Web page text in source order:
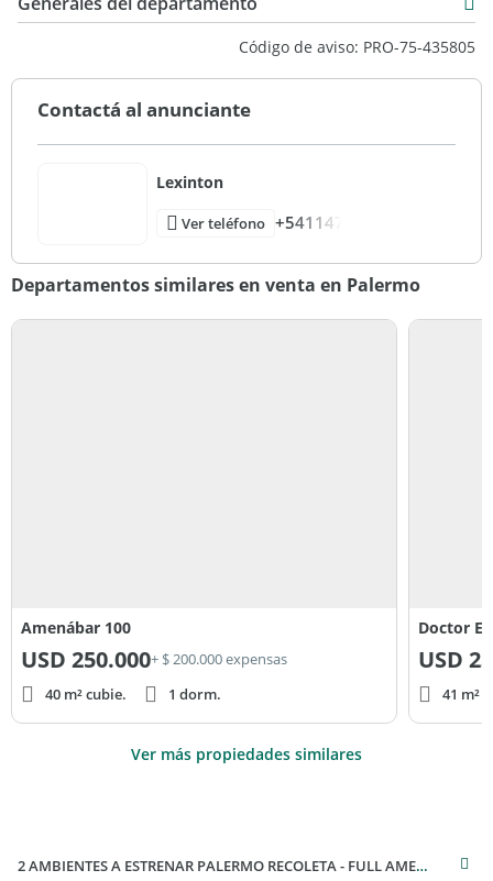
Código de aviso: PRO-75-435805
Contactá al anunciante
Lexinton
Ver teléfono +541147
Departamentos similares en venta en Palermo
Amenábar 100
USD 250.000+ $ 200.000 expensas
40 m² cubie.
1 dorm.
Doctor
USD
41 m²
Ver más propiedades similares
2 AMBIENTES A ESTRENAR PALERMO RECOLETA - FULL AMENITIES